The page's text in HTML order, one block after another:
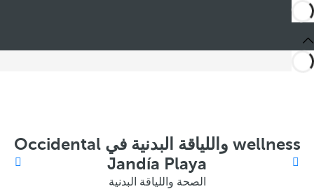
wellness واللياقة البدنية في Occidental
Jandía Playa
الصحة واللياقة البدنية